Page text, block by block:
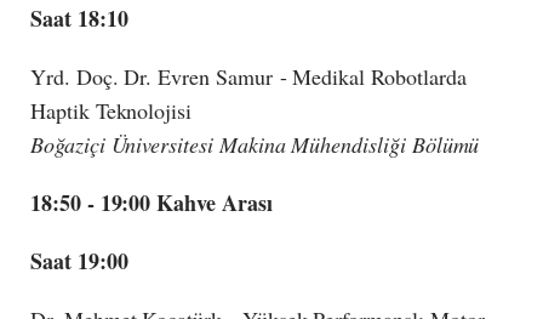
Saat 18:10
Yrd. Doç. Dr. Evren Samur - Medikal Robotlarda
Haptik Teknolojisi
Boğaziçi Üniversitesi Makina Mühendisliği Bölümü
18:50 - 19:00 Kahve Arası
Saat 19:00